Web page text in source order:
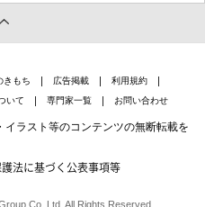
きもち 広告掲載
利用規約
いて 専門家一覧 お問い合わせ
ラスト等のコンテンツの無断転載を
法に基づく公表事項等
Co.,Ltd. All Rights Reserved.